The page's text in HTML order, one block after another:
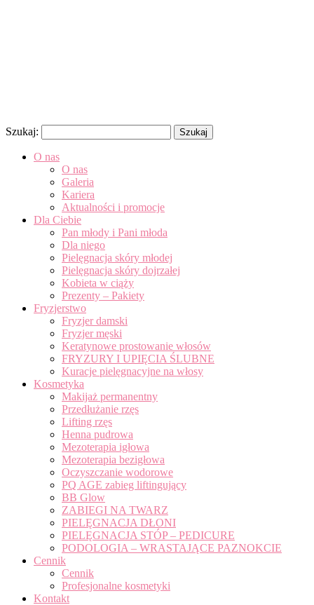
Szukaj:
O nas
O nas
Galeria
Kariera
Aktualności i promocje
Dla Ciebie
Pan młody i Pani młoda
Dla niego
Pielęgnacja skóry młodej
Pielęgnacja skóry dojrzałej
Kobieta w ciąży
Prezenty – Pakiety
Fryzjerstwo
Fryzjer damski
Fryzjer męski
Keratynowe prostowanie włosów
FRYZURY I UPIĘCIA ŚLUBNE
Kuracje pielęgnacyjne na włosy
Kosmetyka
Makijaż permanentny
Przedłużanie rzęs
Lifting rzęs
Henna pudrowa
Mezoterapia igłowa
Mezoterapia bezigłowa
Oczyszczanie wodorowe
PQ AGE zabieg liftingujący
BB Glow
ZABIEGI NA TWARZ
PIELĘGNACJA DŁONI
PIELĘGNACJA STÓP – PEDICURE
PODOLOGIA – WRASTAJĄCE PAZNOKCIE
Cennik
Cennik
Profesjonalne kosmetyki
Kontakt